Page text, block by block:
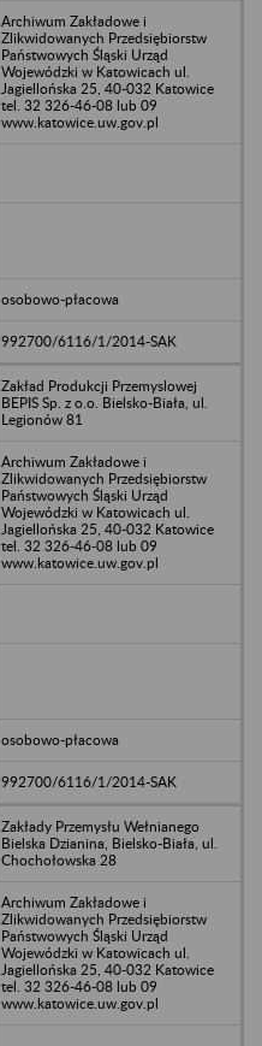
Archiwum Zakładowe i
Zlikwidowanych Przedsiębiorstw
Państwowych Śląski Urząd
Wojewódzki w Katowicach ul.
Jagiellońska 25, 40-032 Katowice
tel. 32 326-46-08 lub 09
www.katowice.uw.gov.pl
osobowo-płacowa
992700/6116/1/2014-SAK
Zakład Produkcji Przemyslowej
BEPIS Sp. z o.o. Bielsko-Biała, ul.
Legionów 81
Archiwum Zakładowe i
Zlikwidowanych Przedsiębiorstw
Państwowych Śląski Urząd
Wojewódzki w Katowicach ul.
Jagiellońska 25, 40-032 Katowice
tel. 32 326-46-08 lub 09
www.katowice.uw.gov.pl
osobowo-płacowa
992700/6116/1/2014-SAK
Zakłady Przemysłu Wełnianego
Bielska Dzianina, Bielsko-Biała, ul.
Chochołowska 28
Archiwum Zakładowe i
Zlikwidowanych Przedsiębiorstw
Państwowych Śląski Urząd
Wojewódzki w Katowicach ul.
Jagiellońska 25, 40-032 Katowice
tel. 32 326-46-08 lub 09
www.katowice.uw.gov.pl